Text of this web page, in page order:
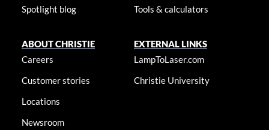
Spotlight blog
Tools & calculators
ABOUT CHRISTIE
Careers
Customer stories
Locations
Newsroom
EXTERNAL LINKS
LampToLaser.com
Christie University